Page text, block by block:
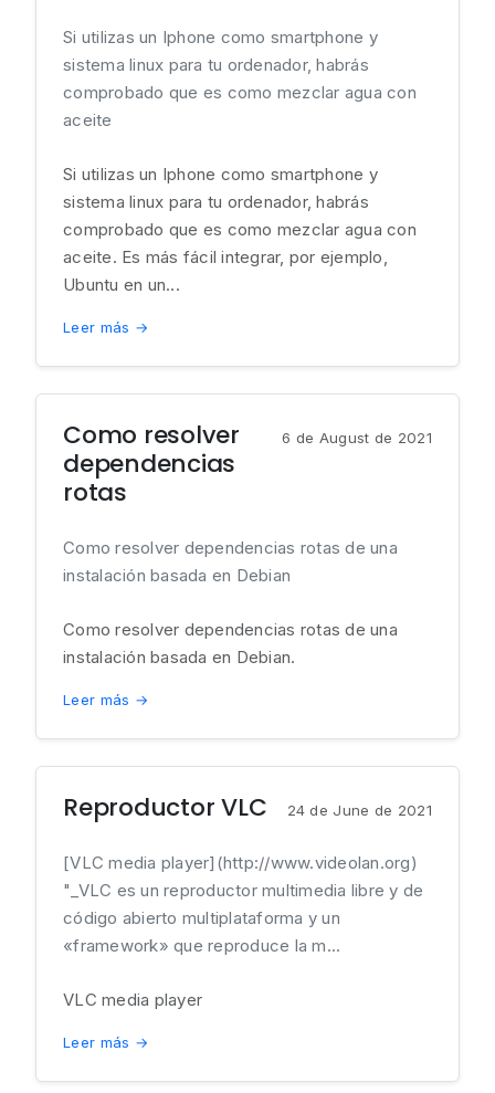
Si utilizas un Iphone como smartphone y
sistema linux para tu ordenador, habrás
comprobado que es como mezclar agua con
aceite
Si utilizas un Iphone como smartphone y
sistema linux para tu ordenador, habrás
comprobado que es como mezclar agua con
aceite. Es más fácil integrar, por ejemplo,
Ubuntu en un...
Leer más →
Como resolver
dependencias
rotas
6 de August de 2021
Como resolver dependencias rotas de una
instalación basada en Debian
Como resolver dependencias rotas de una
instalación basada en Debian.
Leer más →
Reproductor VLC 24 de June de 2021
[VLC media player](http://www.videolan.org)
"_VLC es un reproductor multimedia libre y de
código abierto multiplataforma y un
«framework» que reproduce la m...
VLC media player
Leer más →